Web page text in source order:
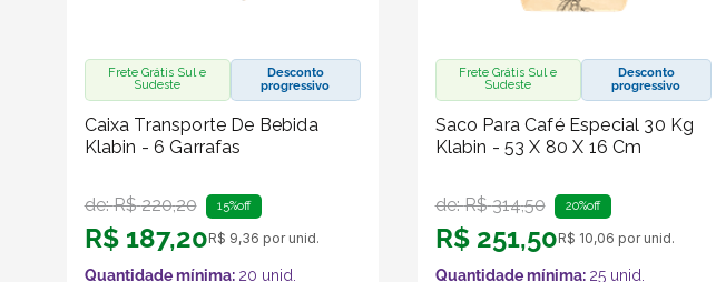
Frete Grátis Sul e
Sudeste
Desconto
progressivo
Caixa Transporte De Bebida
Klabin - 6 Garrafas
de:R$ 220,20 15%off
R$ 187,20R$ 9,36 por unid.
Quantidade mínima: 20 unid.
Frete Grátis Sul e
Sudeste
Desconto
progressivo
Saco Para Café Especial 30 Kg
Klabin - 53 X 80 X 16 Cm
de:R$ 314,50 20%off
R$ 251,50R$ 10,06 por unid.
Quantidade mínima: 25unid.